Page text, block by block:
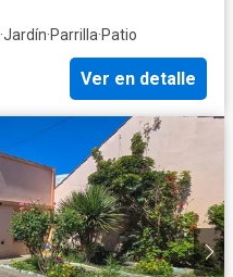
·Jardín·Parrilla·Patio
Ver en detalle